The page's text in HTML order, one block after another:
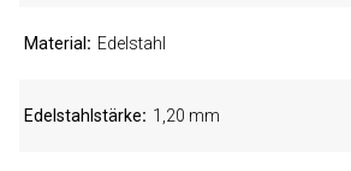
Material Edelstahl
Edelstahlstärke 1,20 mm